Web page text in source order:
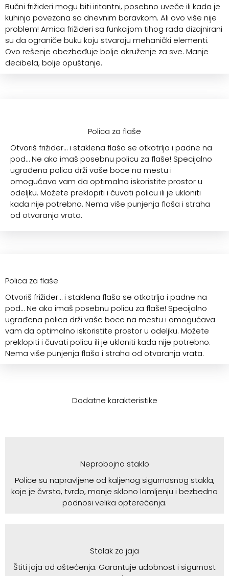
Bučni frižideri mogu biti iritantni, posebno uveče ili kada je
kuhinja povezana sa dnevnim boravkom. Ali ovo više nije
problem! Amica frižideri sa funkcijom tihog rada dizajnirani
su da ograniče buku koju stvaraju mehanički elementi.
Ovo rešenje obezbeđuje bolje okruženje za sve. Manje
decibela, bolje opuštanje.
Polica za flaše
Otvoriš frižider… i staklena flaša se otkotrlja i padne na
pod… Ne ako imaš posebnu policu za flaše! Specijalno
ugrađena polica drži vaše boce na mestu i
omogućava vam da optimalno iskoristite prostor u
odeljku. Možete preklopiti i čuvati policu ili je ukloniti
kada nije potrebno. Nema više punjenja flaša i straha
od otvaranja vrata.
Polica za flaše
Otvoriš frižider… i staklena flaša se otkotrlja i padne na
pod… Ne ako imaš posebnu policu za flaše! Specijalno
ugrađena polica drži vaše boce na mestu i omogućava
vam da optimalno iskoristite prostor u odeljku. Možete
preklopiti i čuvati policu ili je ukloniti kada nije potrebno.
Nema više punjenja flaša i straha od otvaranja vrata.
Dodatne karakteristike
Neprobojno staklo
Police su napravljene od kaljenog sigurnosnog stakla,
koje je čvrsto, tvrdo, manje sklono lomljenju i bezbedno
podnosi velika opterećenja.
Stalak za jaja
Štiti jaja od oštećenja. Garantuje udobnost i sigurnost